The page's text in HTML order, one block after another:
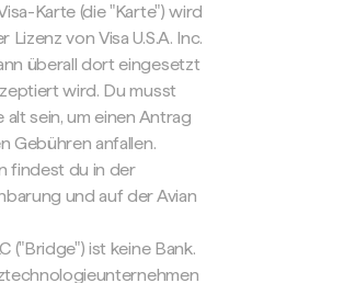
Karte (die "Karte") wird
von Visa U.S.A. Inc.
überall dort eingesetzt
wird. Du musst
alt sein, um einen Antrag
Gebühren anfallen.
findest du in der
und auf der Avian
("Bridge") ist keine Bank.